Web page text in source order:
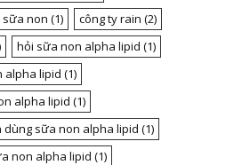
sữa non (1) công ty rain (2)
hỏi sữa non alpha lipid (1)
alpha lipid (1)
alpha lipid (1)
dùng sữa non alpha lipid (1)
non alpha lipid (1)